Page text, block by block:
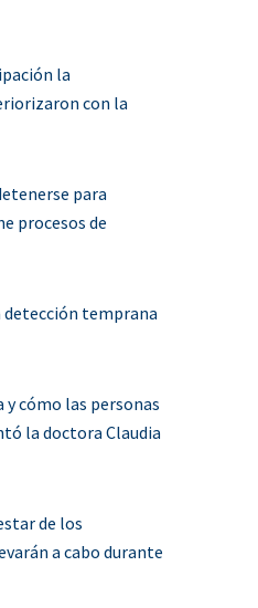
la
con la
para
procesos de
temprana
cómo las personas
la doctora Claudia
de los
a cabo durante